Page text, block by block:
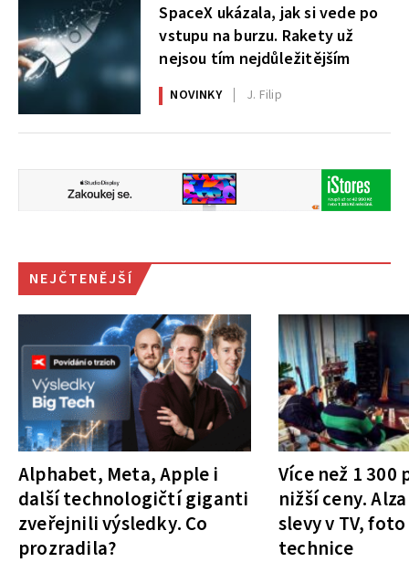
SpaceX ukázala, jak si vede po
vstupu na burzu. Rakety už
nejsou tím nejdůležitějším
NOVINKY J. Filip
NEJČTENĚJŠÍ
Alphabet, Meta, Apple i
další technologičtí giganti
zveřejnili výsledky. Co
prozradila?
Více než 1
nižší ceny.
slevy v TV,
technice